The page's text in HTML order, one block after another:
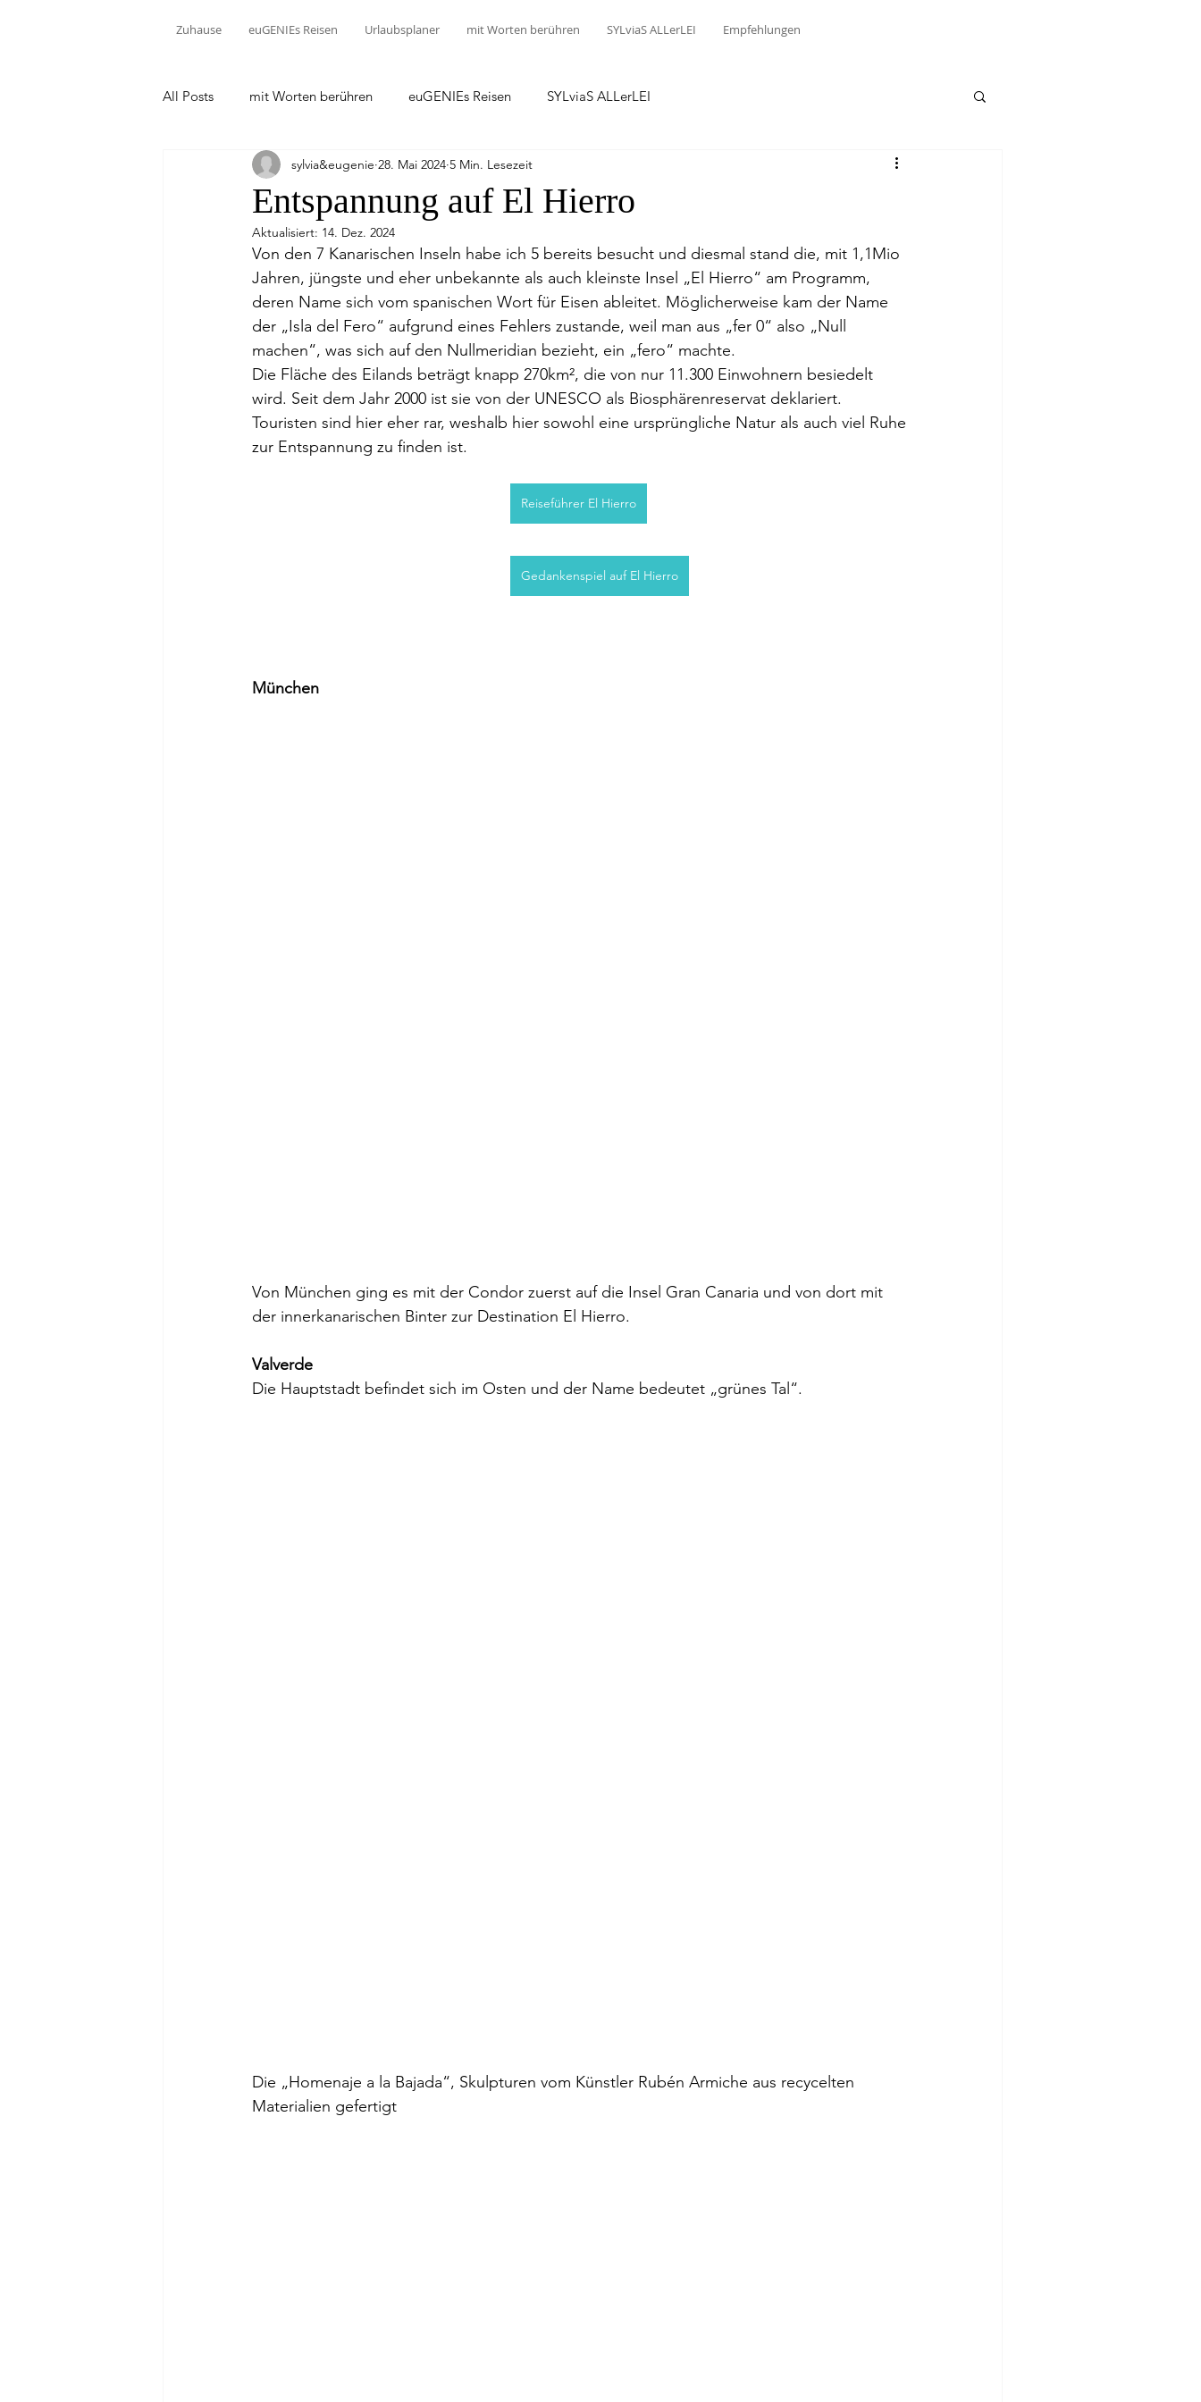
Zuhause euGENIEs Reisen Urlaubsplaner mit Worten berühren SYLviaS ALLerLEI Empfehlungen
All Posts mit Worten berühren euGENIEs Reisen SYLviaS ALLerLEI
Entspannung auf El Hierro
sylvia&eugenie 28. Mai 2024 5 Min. Lesezeit
Aktualisiert: 14. Dez. 2024
Von den 7 Kanarischen Inseln habe ich 5 bereits besucht und diesmal stand die, mit 1,1Mio
Jahren, jüngste und eher unbekannte als auch kleinste Insel „El Hierro“ am Programm,
deren Name sich vom spanischen Wort für Eisen ableitet. Möglicherweise kam der Name
der „Isla del Fero“ aufgrund eines Fehlers zustande, weil man aus „fer 0“ also „Null
machen“, was sich auf den Nullmeridian bezieht, ein „fero“ machte.
Die Fläche des Eilands beträgt knapp 270km², die von nur 11.300 Einwohnern besiedelt
wird. Seit dem Jahr 2000 ist sie von der UNESCO als Biosphärenreservat deklariert.
Touristen sind hier eher rar, weshalb hier sowohl eine ursprüngliche Natur als auch viel Ruhe
zur Entspannung zu finden ist.
Reiseführer El Hierro
Gedankenspiel auf El Hierro
München
Von München ging es mit der Condor zuerst auf die Insel Gran Canaria und von dort mit
der innerkanarischen Binter zur Destination El Hierro.
Valverde
Die Hauptstadt befindet sich im Osten und der Name bedeutet „grünes Tal“.
Die „Homenaje a la Bajada“, Skulpturen vom Künstler Rubén Armiche aus recycelten
Materialien gefertigt